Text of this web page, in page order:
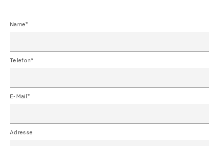
Name*
Telefon*
E-Mail*
Adresse